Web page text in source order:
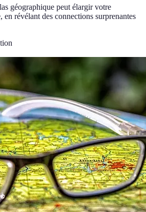
géographique peut élargir votre
en révélant des connections surprenantes